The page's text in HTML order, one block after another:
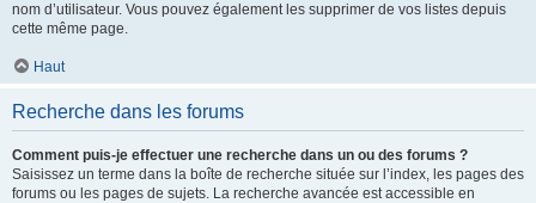
nom d’utilisateur. Vous pouvez également les supprimer de vos listes depuis
cette même page.
Haut
Recherche dans les forums
Comment puis-je effectuer une recherche dans un ou des forums ?
Saisissez un terme dans la boîte de recherche située sur l’index, les pages des
forums ou les pages de sujets. La recherche avancée est accessible en